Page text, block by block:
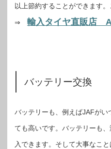
以上節約することができます。
⇒ 輸入タイヤ直販店
バッテリー交換
バッテリーも、例えばJAFがい
ても高いです。バッテリーも
入できます。そして大事なこ